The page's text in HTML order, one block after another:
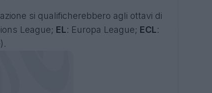
si qualificherebbero agli ottavi di
League; EL: Europa League; ECL: